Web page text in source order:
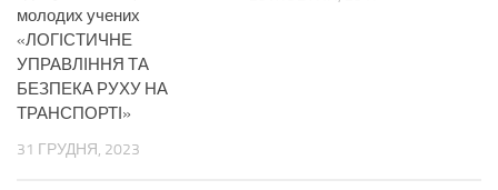
молодих учених
«ЛОГІСТИЧНЕ
УПРАВЛІННЯ ТА
БЕЗПЕКА РУХУ НА
ТРАНСПОРТІ»
31 ГРУДНЯ, 2023